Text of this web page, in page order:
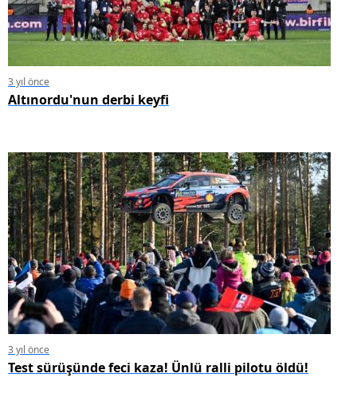
3 yıl önce
Altınordu'nun derbi keyfi
3 yıl önce
Test sürüşünde feci kaza! Ünlü ralli pilotu öldü!